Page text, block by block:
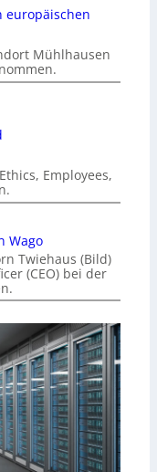
europäischen
Mühlhausen
Employees,
Wago
Twiehaus (Bild)
(CEO) bei der